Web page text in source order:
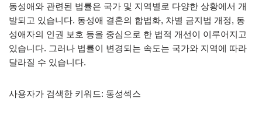
동성애와 관련된 법률은 국가 및 지역별로 다양한 상황에서 개
발되고 있습니다. 동성애 결혼의 합법화, 차별 금지법 개정, 동
성애자의 인권 보호 등을 중심으로 한 법적 개선이 이루어지고
있습니다. 그러나 법률이 변경되는 속도는 국가와 지역에 따라
달라질 수 있습니다.
사용자가 검색한 키워드: 동성섹스